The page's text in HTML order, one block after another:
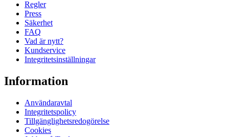
Regler
Press
Säkerhet
FAQ
Vad är nytt?
Kundservice
Integritetsinställningar
Information
Användaravtal
Integritetspolicy
Tillgänglighetsredogörelse
Cookies